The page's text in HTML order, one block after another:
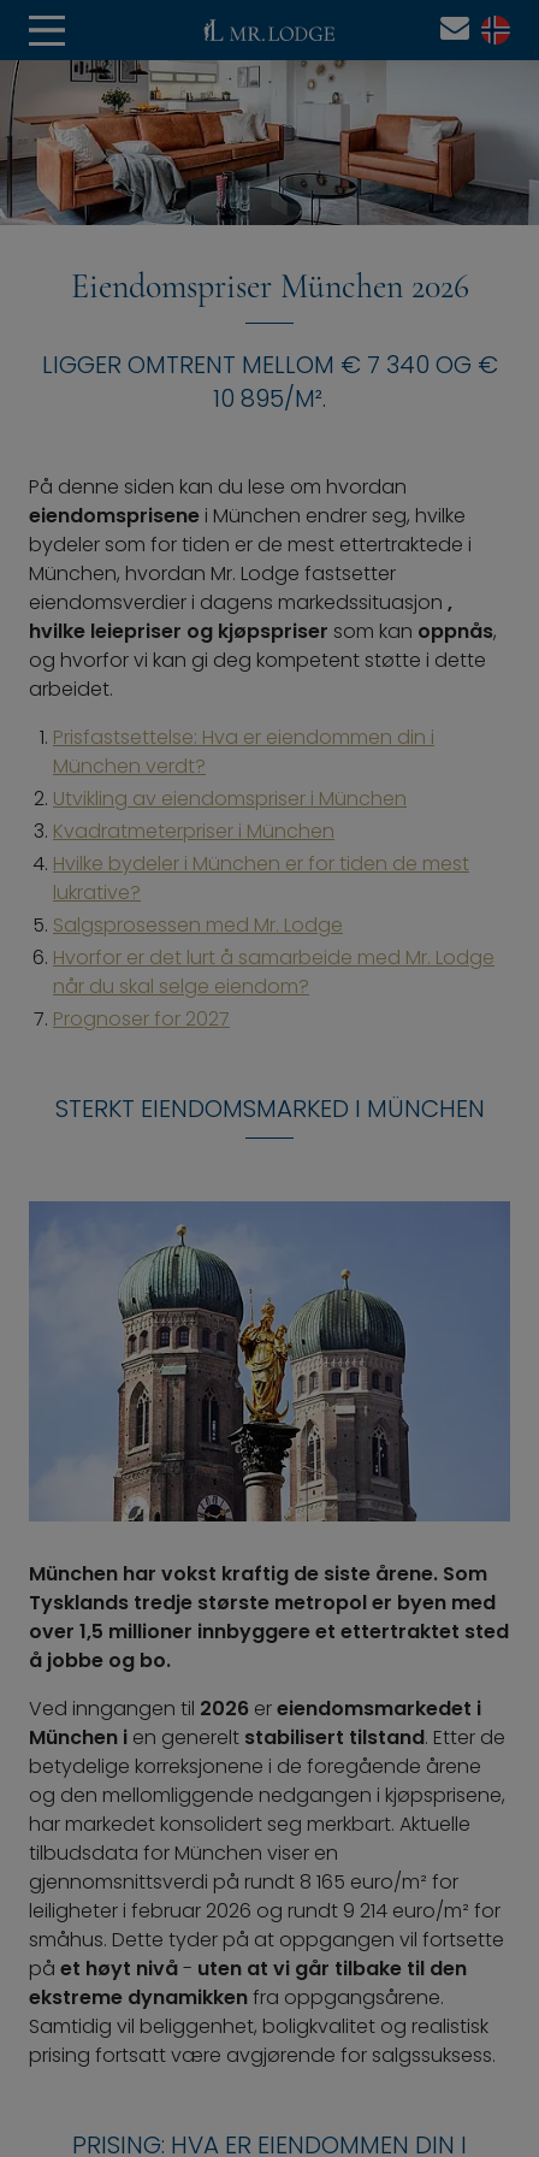
Eiendomspriser München 2026
LIGGER OMTRENT MELLOM € 7 340 OG €
10 895/M².
På denne siden kan du lese om hvordan
eiendomsprisene i München endrer seg, hvilke
bydeler som for tiden er de mest ettertraktede i
München, hvordan Mr. Lodge fastsetter
eiendomsverdier i dagens markedssituasjon ,
hvilke leiepriser og kjøpspriser som kan oppnås,
og hvorfor vi kan gi deg kompetent støtte i dette
arbeidet.
Prisfastsettelse: Hva er eiendommen din i
München verdt?
Utvikling av eiendomspriser i München
Kvadratmeterpriser i München
Hvilke bydeler i München er for tiden de mest
lukrative?
Salgsprosessen med Mr. Lodge
Hvorfor er det lurt å samarbeide med Mr. Lodge
når du skal selge eiendom?
Prognoser for 2027
STERKT EIENDOMSMARKED I MÜNCHEN
München har vokst kraftig de siste årene. Som
Tysklands tredje største metropol er byen med
over 1,5 millioner innbyggere et ettertraktet sted
å jobbe og bo.
Ved inngangen til 2026 ereiendomsmarkedet i
München i en generelt stabilisert tilstand. Etter de
betydelige korreksjonene i de foregående årene
og den mellomliggende nedgangen i kjøpsprisene,
har markedet konsolidert seg merkbart. Aktuelle
tilbudsdata for München viser en
gjennomsnittsverdi på rundt 8 165 euro/m² for
leiligheter i februar 2026 og rundt 9 214 euro/m² for
småhus. Dette tyder på at oppgangen vil fortsette
på et høyt nivå- uten at vi går tilbake til den
ekstreme dynamikkenfra oppgangsårene.
Samtidig vil beliggenhet, boligkvalitet og realistisk
prising fortsatt være avgjørende for salgssuksess.
PRISING: HVA ER EIENDOMMEN DIN I